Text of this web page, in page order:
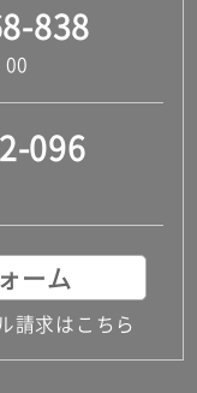
838
096
ーム
請求はこちら